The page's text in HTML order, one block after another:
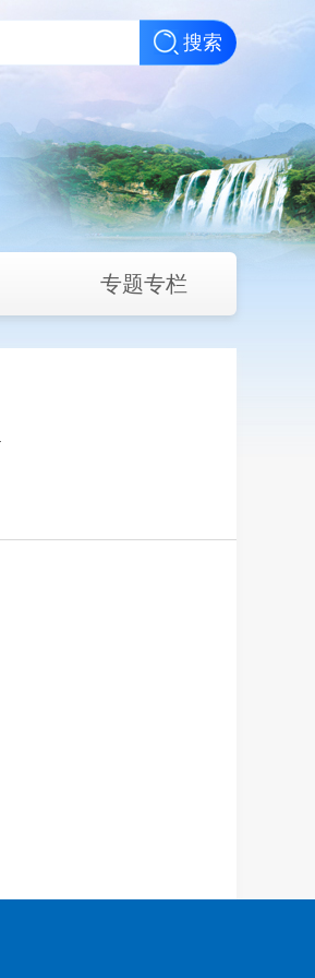
搜索
专题专栏